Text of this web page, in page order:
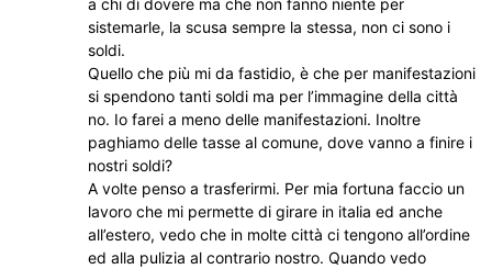
a chi di dovere ma che non fanno niente per
sistemarle, la scusa sempre la stessa, non ci sono i
soldi.
Quello che più mi da fastidio, è che per manifestazioni
si spendono tanti soldi ma per l’immagine della città
no. Io farei a meno delle manifestazioni. Inoltre
paghiamo delle tasse al comune, dove vanno a finire i
nostri soldi?
A volte penso a trasferirmi. Per mia fortuna faccio un
lavoro che mi permette di girare in italia ed anche
all’estero, vedo che in molte città ci tengono all’ordine
ed alla pulizia al contrario nostro. Quando vedo